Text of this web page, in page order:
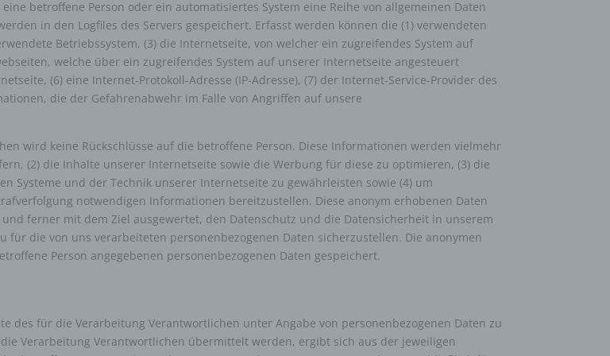
betroffene Person oder ein automatisiertes System eine Reihe von allgemeinen Daten
in den Logfiles des Servers gespeichert. Erfasst werden können die (1) verwendeten
Betriebssystem, (3) die Internetseite, von welcher ein zugreifendes System auf
welche über ein zugreifendes System auf unserer Internetseite angesteuert
(6) eine Internet-Protokoll-Adresse (IP-Adresse), (7) der Internet-Service-Provider des
die der Gefahrenabwehr im Falle von Angriffen auf unsere
wird keine Rückschlüsse auf die betroffene Person. Diese Informationen werden vielmehr
(2) die Inhalte unserer Internetseite sowie die Werbung für diese zu optimieren, (3) die
Systeme und der Technik unserer Internetseite zu gewährleisten sowie (4) um
notwendigen Informationen bereitzustellen. Diese anonym erhobenen Daten
ferner mit dem Ziel ausgewertet, den Datenschutz und die Datensicherheit in unserem
die von uns verarbeiteten personenbezogenen Daten sicherzustellen. Die anonymen
Person angegebenen personenbezogenen Daten gespeichert.
des für die Verarbeitung Verantwortlichen unter Angabe von personenbezogenen Daten zu
Verarbeitung Verantwortlichen übermittelt werden, ergibt sich aus der jeweiligen
Verarbeitung personenbezogener Daten,
personenbezogenen Daten verwendet werden, um
die sich auf eine natürliche Person beziehen, zu
Aspekte bezüglich Arbeitsleistung, wirtschaftlicher
Vorlieben, Interessen, Zuverlässigkeit, Verhalten,
dieser natürlichen Person zu analysieren oder
personenbezogener Daten in einer Weise,
Daten ohne Hinzuziehung zusätzlicher
spezifischen betroffenen Person zugeordnet werden
Informationen gesondert aufbewahrt werden und
Maßnahmen unterliegen, die gewährleisten,
Daten nicht einer identifizierten oder identifizierbaren
oder für die Verarbeitung
Verarbeitung Verantwortlicher ist die natürliche oder